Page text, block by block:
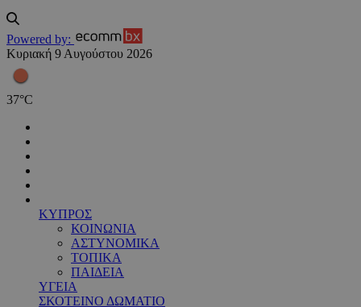
Powered by:
Κυριακή 9 Αυγούστου 2026
37°C
ΚΥΠΡΟΣ
ΚΟΙΝΩΝΙΑ
ΑΣΤΥΝΟΜΙΚΑ
ΤΟΠΙΚΑ
ΠΑΙΔΕΙΑ
ΥΓΕΙΑ
ΣΚΟΤΕΙΝΟ ΔΩΜΑΤΙΟ